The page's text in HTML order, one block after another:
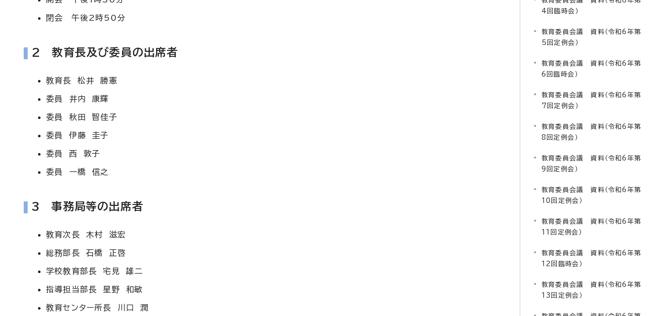
閉会 午後2時50分
2 教育長及び委員の出席者
教育長 松井 勝憲
委員 井内 康輝
委員 秋田 智佳子
委員 伊藤 圭子
委員 西 敦子
委員 一橋 信之
3 事務局等の出席者
教育次長 木村 滋宏
総務部長 石橋 正啓
学校教育部長 宅見 雄二
指導担当部長 星野 和敏
教育センター所長 川口 潤
4回臨時会）
教育委員会議 資料（令和6年第
5回定例会）
教育委員会議 資料（令和6年第
6回臨時会）
教育委員会議 資料（令和6年第
7回定例会）
教育委員会議 資料（令和6年第
8回定例会）
教育委員会議 資料（令和6年第
9回定例会）
教育委員会議 資料（令和6年第
10回定例会）
教育委員会議 資料（令和6年第
11回定例会）
教育委員会議 資料（令和6年第
12回臨時会）
教育委員会議 資料（令和6年第
13回定例会）